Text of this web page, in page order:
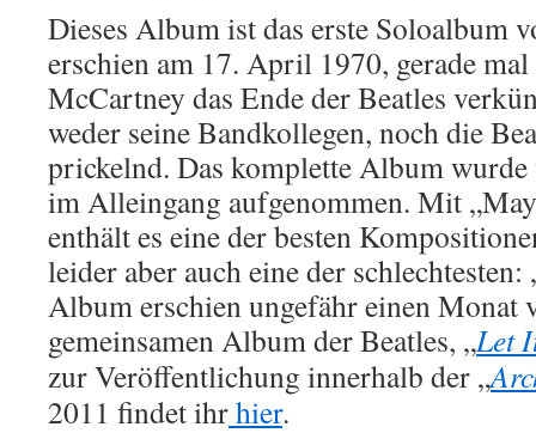
Dieses Album ist das erste Soloalbum
erschien am 17. April 1970, gerade
McCartney das Ende der Beatles
weder seine Bandkollegen, noch die
prickelnd. Das komplette Album
im Alleingang aufgenommen. Mit
enthält es eine der besten
leider aber auch eine der schlechtesten:
Album erschien ungefähr einen Monat
gemeinsamen Album der Beatles, „Let
zur Veröffentlichung innerhalb der „
2011 findet ihrhier.